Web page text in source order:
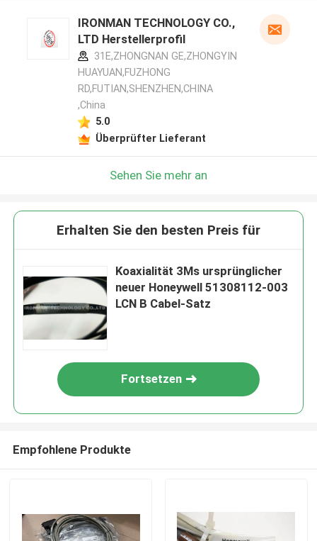
IRONMAN TECHNOLOGY CO.,
LTD Herstellerprofil
31E,ZHONGNAN GE,ZHONGYIN
HUAYUAN,FUZHONG
RD,FUTIAN,SHENZHEN,CHINA
,China
5.0
Überprüfter Lieferant
Sehen Sie mehr an
Erhalten Sie den besten Preis für
Koaxialität 3Ms ursprünglicher
neuer Honeywell 51308112-003
LCN B Cabel-Satz
Fortsetzen
Empfohlene Produkte